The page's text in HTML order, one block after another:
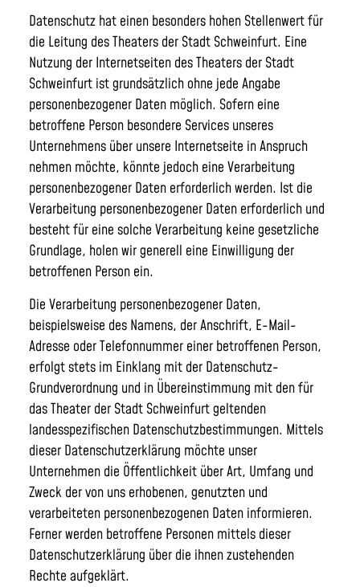
Datenschutz hat einen besonders hohen Stellenwert für
die Leitung des Theaters der Stadt Schweinfurt. Eine
Nutzung der Internetseiten des Theaters der Stadt
Schweinfurt ist grundsätzlich ohne jede Angabe
personenbezogener Daten möglich. Sofern eine
betroffene Person besondere Services unseres
Unternehmens über unsere Internetseite in Anspruch
nehmen möchte, könnte jedoch eine Verarbeitung
personenbezogener Daten erforderlich werden. Ist die
Verarbeitung personenbezogener Daten erforderlich und
besteht für eine solche Verarbeitung keine gesetzliche
Grundlage, holen wir generell eine Einwilligung der
betroffenen Person ein.
Die Verarbeitung personenbezogener Daten,
beispielsweise des Namens, der Anschrift, E-Mail-
Adresse oder Telefonnummer einer betroffenen Person,
erfolgt stets im Einklang mit der Datenschutz-
Grundverordnung und in Übereinstimmung mit den für
das Theater der Stadt Schweinfurt geltenden
landesspezifischen Datenschutzbestimmungen. Mittels
dieser Datenschutzerklärung möchte unser
Unternehmen die Öffentlichkeit über Art, Umfang und
Zweck der von uns erhobenen, genutzten und
verarbeiteten personenbezogenen Daten informieren.
Ferner werden betroffene Personen mittels dieser
Datenschutzerklärung über die ihnen zustehenden
Rechte aufgeklärt.